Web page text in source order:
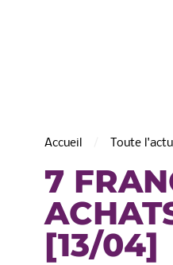
Accueil Toute
7
[13/04]
OT de Saint-Martin